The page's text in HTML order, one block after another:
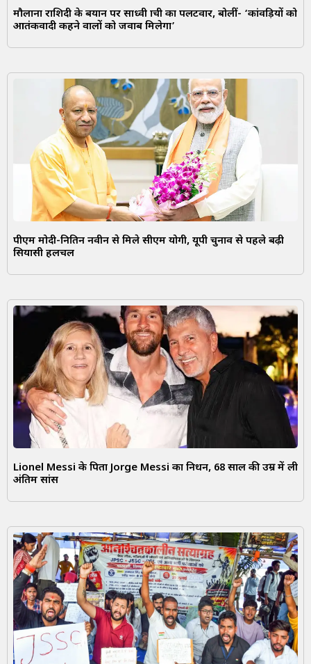
मौलाना राशिदी के बयान पर साध्वी प्राची का पलटवार, बोलीं- ‘कांवड़ियों को
आतंकवादी कहने वालों को जवाब मिलेगा’
पीएम मोदी-नितिन नवीन से मिले सीएम योगी, यूपी चुनाव से पहले बढ़ी
सियासी हलचल
Lionel Messi के पिता Jorge Messi का निधन, 68 साल की उम्र में ली
अंतिम सांस